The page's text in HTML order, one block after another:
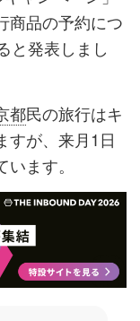
商品の予約につ
と発表しまし
都民の旅行はキ
すが、来月1日
ます。